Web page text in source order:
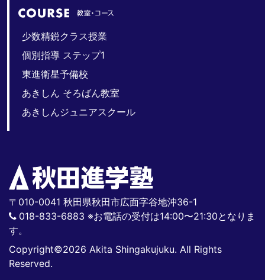
少数精鋭クラス授業
個別指導 ステップ1
東進衛星予備校
あきしん そろばん教室
あきしんジュニアスクール
〒010-0041 秋田県秋田市広面字谷地沖36-1
018-833-6883 ※お電話の受付は14:00〜21:30となりま
す。
Copyright©2026 Akita Shingakujuku. All Rights
Reserved.